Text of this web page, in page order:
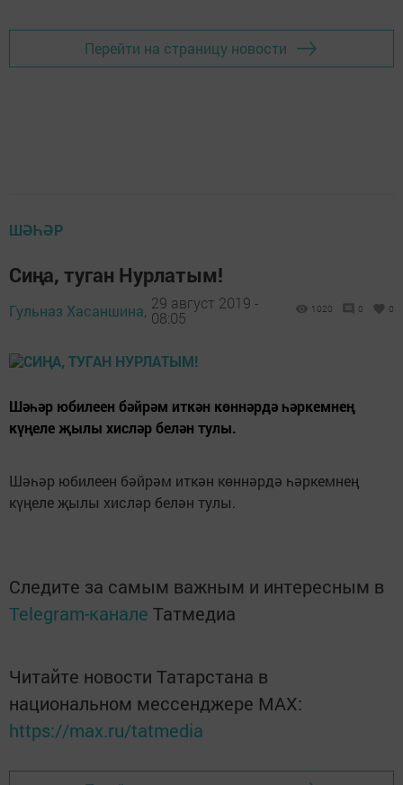
Перейти на страницу новости
ШӘҺӘР
Сиңа, туган Нурлатым!
Гульназ Хасаншина, 29 август 2019 -
08:05
1020 0 0
Шәһәр юбилеен бәйрәм иткән көннәрдә һәркемнең
күңеле җылы хисләр белән тулы.
Шәһәр юбилеен бәйрәм иткән көннәрдә һәркемнең
күңеле җылы хисләр белән тулы.
Следите за самым важным и интересным в
Telegram-канале Татмедиа
Читайте новости Татарстана в
национальном мессенджере MАХ:
https://max.ru/tatmedia